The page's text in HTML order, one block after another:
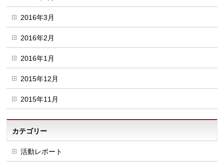
2016年3月
2016年2月
2016年1月
2015年12月
2015年11月
カテゴリー
活動レポート